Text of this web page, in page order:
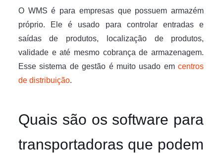
O WMS é para empresas que possuem armazém
próprio. Ele é usado para controlar entradas e
saídas de produtos, localização de produtos,
validade e até mesmo cobrança de armazenagem.
Esse sistema de gestão é muito usado emcentros
de distribuição.
Quais são os software para
transportadoras que podem